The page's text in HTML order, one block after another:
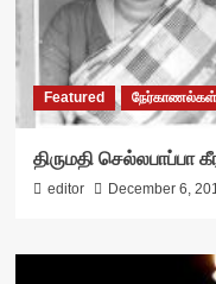
Featured நேர்காணல்கள்
திருமதி
editor December 6,